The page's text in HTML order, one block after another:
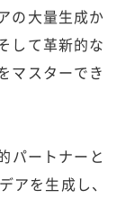
の大量生成か
して革新的な
マスターでき
パートナーと
アを生成し、